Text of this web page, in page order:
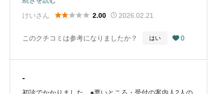
は、そのままで良いとのこと。とにかく、全てにおい
合病院のようです。（Google Mapから引用）
けいさん
 2.00 2026.02.21
このクチコミは参考になりましたか？ はい  0
-